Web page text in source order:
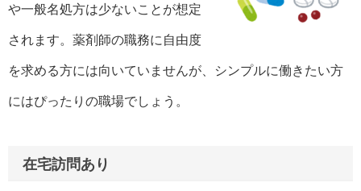
や一般名処方は少ないことが想定
されます。薬剤師の職務に自由度
を求める方には向いていませんが、シンプルに働きたい方
にはぴったりの職場でしょう。
在宅訪問あり